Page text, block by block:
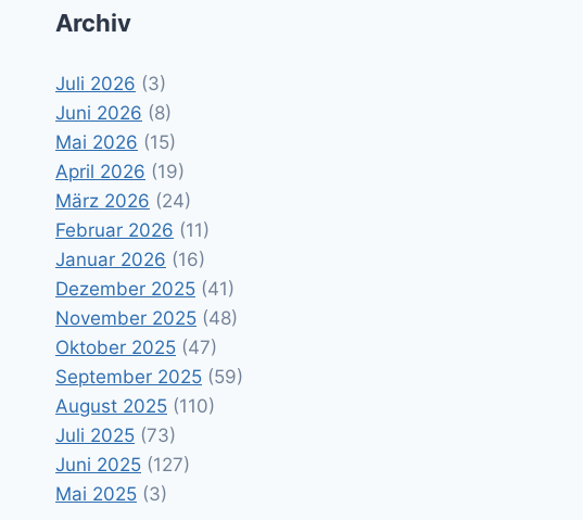
Archiv
Juli 2026 (3)
Juni 2026 (8)
Mai 2026 (15)
April 2026 (19)
März 2026 (24)
Februar 2026 (11)
Januar 2026 (16)
Dezember 2025 (41)
November 2025 (48)
Oktober 2025 (47)
September 2025 (59)
August 2025 (110)
Juli 2025 (73)
Juni 2025 (127)
Mai 2025 (3)